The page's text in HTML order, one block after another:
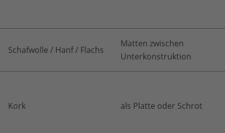
Schafwolle / Hanf / Flachs
Matten zwischen
Unterkonstruktion
Kork als Platte oder Schrot